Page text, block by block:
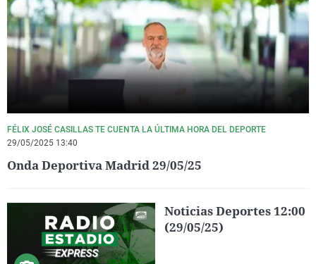
FÉLIX JOSÉ CASILLAS TE CUENTA LA ÚLTIMA HORA DEL DEPORTE
29/05/2025 13:40
Onda Deportiva Madrid 29/05/25
Noticias Deportes 12:00
(29/05/25)